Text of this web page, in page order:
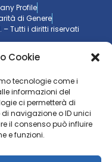
Cookie
tecnologie come i
informazioni del
ci permetterà di
navigazione o ID unici
il consenso può influire
e funzioni.
Profile
di Genere
Tutti i diritti riservati
delle imprese?
la nostranewsletter